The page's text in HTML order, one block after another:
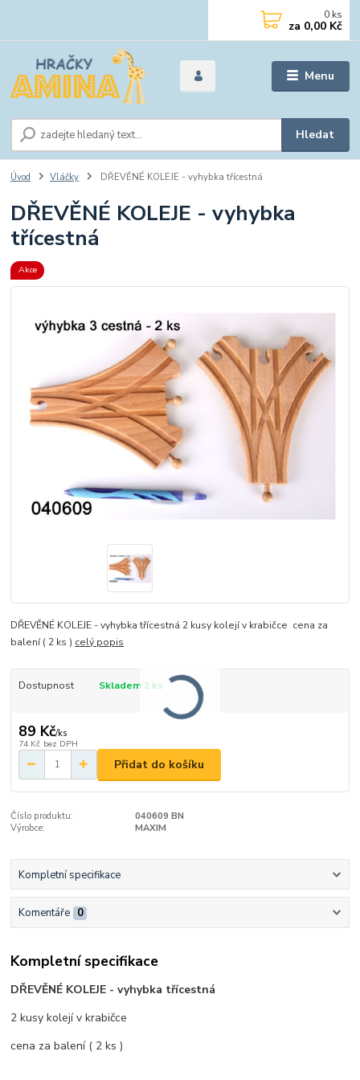
Menu
Hledat
0 ks
za 0,00 Kč
Úvod Vláčky DŘEVĚNÉ KOLEJE - vyhybka třícestná
DŘEVĚNÉ KOLEJE - vyhybka
třícestná
Akce
DŘEVĚNÉ KOLEJE - vyhybka třícestná 2 kusy kolejí v krabičce cena za
balení ( 2 ks ) celý popis
Dostupnost Skladem 2 ks
89 Kč/ks
74 Kč bez DPH
Přidat do košíku
Číslo produktu:
040609 BN
Výrobce:
MAXIM
Kompletní specifikace
Komentáře 0
Kompletní specifikace
DŘEVĚNÉ KOLEJE - vyhybka třícestná
2 kusy kolejí v krabičce
cena za balení ( 2 ks )